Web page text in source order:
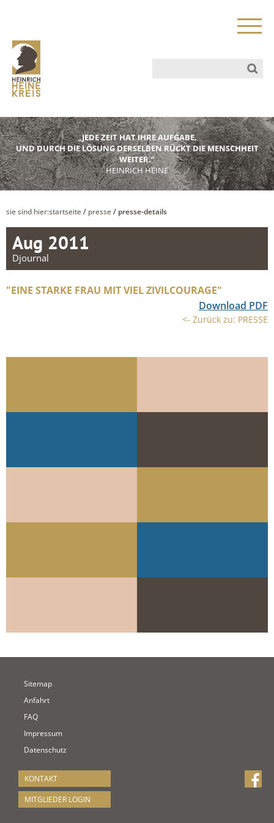
„JEDE ZEIT HAT IHRE AUFGABE,
UND DURCH DIE LÖSUNG DERSELBEN RÜCKT DIE MENSCHHEIT
WEITER.“
HEINRICH HEINE
sie sind hier:startseite / presse / presse-details
Aug 2011
Djournal
"EINE STARKE FRAU MIT VIEL ZIVILCOURAGE"
Download PDF
<- Zurück zu: PRESSE
Sitemap
Anfahrt
FAQ
Impressum
Datenschutz
KONTAKT
MITGLIEDER LOGIN